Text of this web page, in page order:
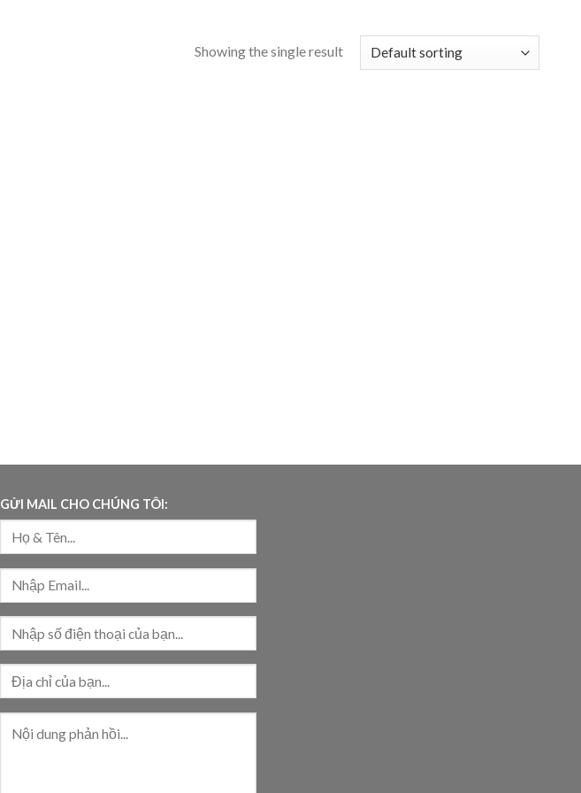
Showing the single result
GỬI MAIL CHO CHÚNG TÔI: